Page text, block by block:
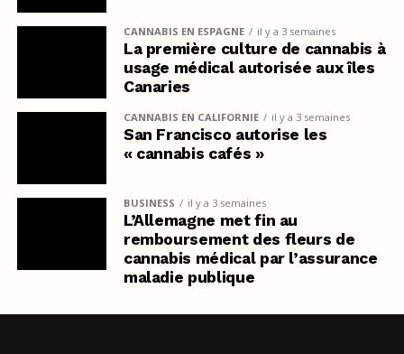
CANNABIS EN ESPAGNE il y a 3 semaines
La première culture de cannabis à
usage médical autorisée aux îles
Canaries
CANNABIS EN CALIFORNIE il y a 3 semaines
San Francisco autorise les
« cannabis cafés »
BUSINESS il y a 3 semaines
L’Allemagne met fin au
remboursement des fleurs de
cannabis médical par l’assurance
maladie publique